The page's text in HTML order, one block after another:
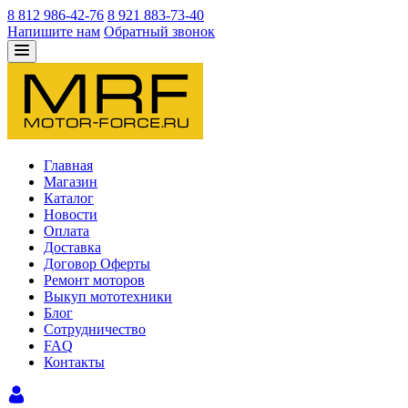
8 812 986-42-76 8 921 883-73-40
Напишите нам Обратный звонок
Главная
Магазин
Каталог
Новости
Оплата
Доставка
Договор Оферты
Ремонт моторов
Выкуп мототехники
Блог
Сотрудничество
FAQ
Контакты